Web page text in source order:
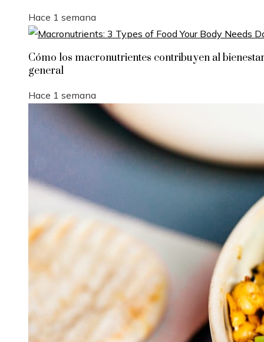
Hace 1 semana
Cómo los macronutrientes contribuyen al
general
Hace 1 semana